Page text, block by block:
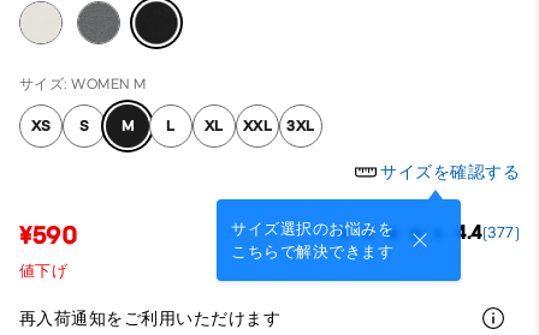
サイズ: WOMEN M
XS S M L XL XXL 3XL
サイズを確認する
サイズ選択のお悩みを
こちらで解決できます
¥590 4.4(377)
値下げ
再入荷通知をご利用いただけます